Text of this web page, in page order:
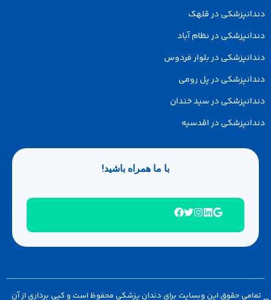
در قلهک
در نظام آباد
در بلوار فردوس
در پل رومی
در سید خندان
در اقدسیه
با ما همراه باشید!
حقوق این وبسایت برای دندان پزشکی محفوظ است و کپی برداری از آن